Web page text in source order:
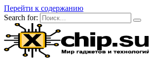
Перейти к содержанию
Search for: